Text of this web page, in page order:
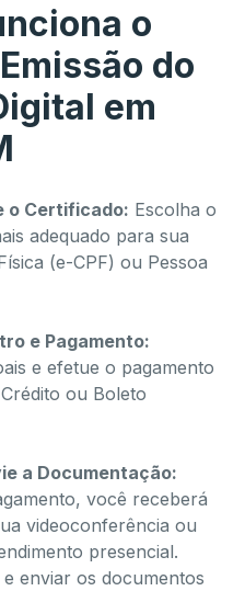
o
do
em
o Certificado: Escolha o
adequado para sua
(e-CPF) ou Pessoa
e Pagamento:
e efetue o pagamento
ou Boleto
a Documentação:
você receberá
videoconferência ou
presencial.
enviar os documentos